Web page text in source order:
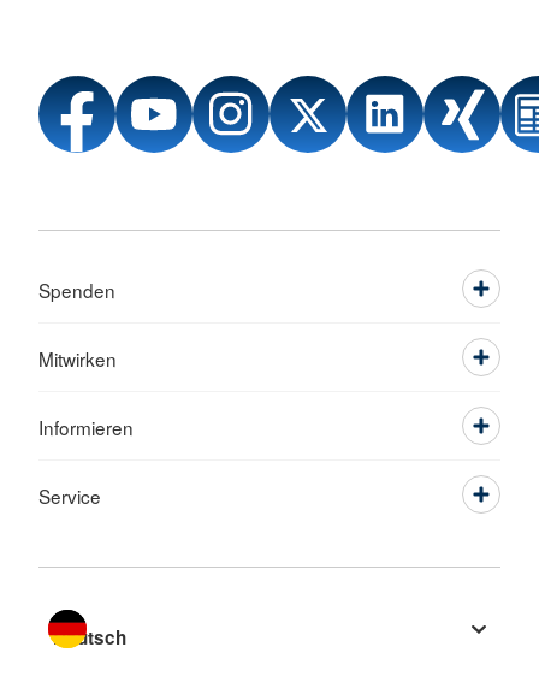
Spenden
Mitwirken
Informieren
Service
Sprache wechseln zu